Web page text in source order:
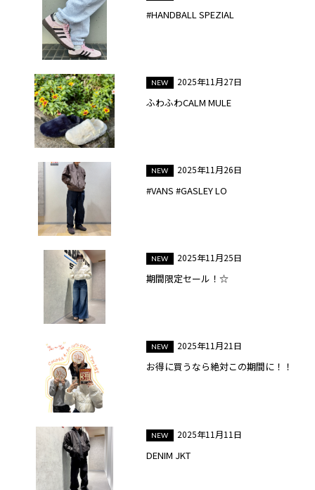
#HANDBALL SPEZIAL
2025年11月27日
ふわふわCALM MULE
2025年11月26日
#VANS #GASLEY LO
2025年11月25日
期間限定セール！☆
2025年11月21日
お得に買うなら絶対この期間に！！
2025年11月11日
DENIM JKT